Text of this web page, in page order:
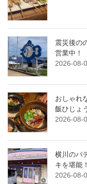
震災後の
営業中！
2026-08-
おしゃれ
飯ひじょ
2026-08-
横川のパ
キを堪能！
2026-08-